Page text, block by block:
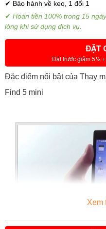
✔ Bảo hành về keo, 1 đổi 1
✔ Hoàn tiền 100% trong 15
lòng khi sử dụng dịch vụ.
ĐẶT
Đặt trước giảm 5%
Đặc điểm nổi bật của Thay
Find 5 mini
Xem